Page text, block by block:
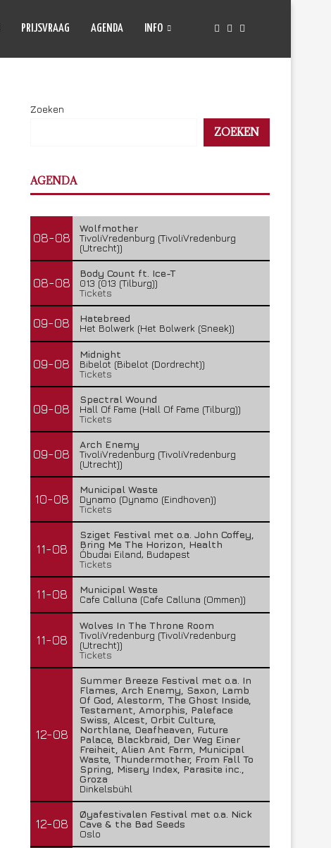
PRIJSVRAAG AGENDA INFO
Zoeken
ZOEKEN
AGENDA
08-08
Wolfmother
TivoliVredenburg (TivoliVredenburg
(Utrecht))
08-08
Body Count ft. Ice-T
013 (013 (Tilburg))
Tickets
09-08
Hatebreed
Het Bolwerk (Het Bolwerk (Sneek))
09-08
Midnight
Bibelot (Bibelot (Dordrecht))
Tickets
09-08
Spectral Wound
Hall Of Fame (Hall Of Fame (Tilburg))
Tickets
09-08
Arch Enemy
TivoliVredenburg (TivoliVredenburg
(Utrecht))
10-08
Municipal Waste
Dynamo (Dynamo (Eindhoven))
Tickets
11-08
Sziget Festival met o.a. John Coffey,
Bring Me The Horizon, Health
Óbudai Eiland, Budapest
Tickets
11-08
Municipal Waste
Cafe Calluna (Cafe Calluna (Ommen))
11-08
Wolves In The Throne Room
TivoliVredenburg (TivoliVredenburg
(Utrecht))
Tickets
12-08
Summer Breeze Festival met o.a. In
Flames, Arch Enemy, Saxon, Lamb
Of God, Alestorm, The Ghost Inside,
Testament, Amorphis, Paleface
Swiss, Alcest, Orbit Culture,
Northlane, Deafheaven, Future
Palace, Blackbraid, Der Weg Einer
Freiheit, Alien Ant Farm, Municipal
Waste, Thundermother, From Fall To
Spring, Misery Index, Parasite inc.,
Groza
Dinkelsbühl
12-08
Øyafestivalen Festival met o.a. Nick
Cave & the Bad Seeds
Oslo